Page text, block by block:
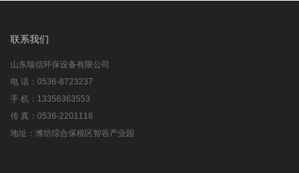
联系我们
山东瑞信环保设备有限公司
电 话：0536-8723237
手 机：13356363553
传 真：0536-2201118
地址：潍坊综合保税区智谷产业园